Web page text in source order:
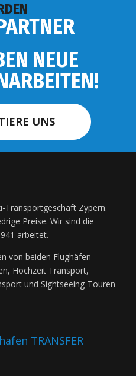
NEUE
UNS
Transportgeschäft Zypern.
Preise. Wir sind die
arbeitet.
von beiden Flughäfen
Hochzeit Transport,
und Sightseeing-Touren
TRANSFER